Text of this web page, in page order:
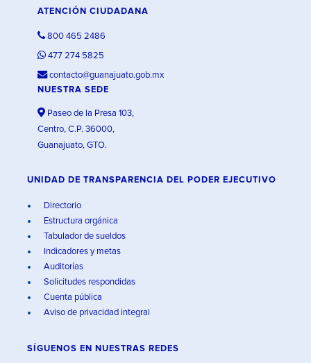
ATENCIÓN CIUDADANA
800 465 2486
477 274 5825
contacto@guanajuato.gob.mx
NUESTRA SEDE
Paseo de la Presa 103,
Centro, C.P. 36000,
Guanajuato, GTO.
UNIDAD DE TRANSPARENCIA DEL PODER EJECUTIVO
Directorio
Estructura orgánica
Tabulador de sueldos
Indicadores y metas
Auditorías
Solicitudes respondidas
Cuenta pública
Aviso de privacidad integral
SÍGUENOS EN NUESTRAS REDES